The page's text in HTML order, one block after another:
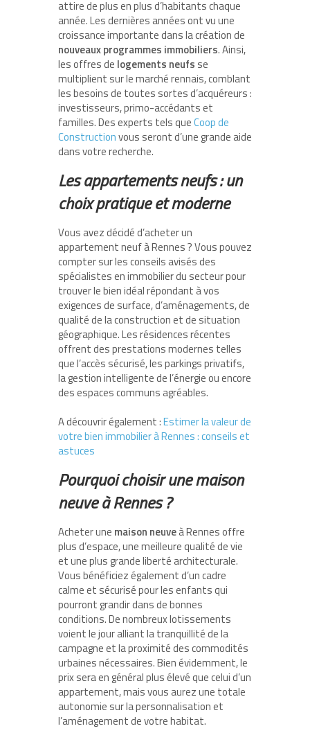
attire de plus en plus d’habitants chaque
année. Les dernières années ont vu une
croissance importante dans la création de
nouveaux programmes immobiliers. Ainsi,
les offres de logements neufs se
multiplient sur le marché rennais, comblant
les besoins de toutes sortes d’acquéreurs :
investisseurs, primo-accédants et
familles. Des experts tels queCoop de
Constructionvous seront d’une grande aide
dans votre recherche.
Les appartements neufs : un
choix pratique et moderne
Vous avez décidé d’acheter un
appartement neuf à Rennes ? Vous pouvez
compter sur les conseils avisés des
spécialistes en immobilier du secteur pour
trouver le bien idéal répondant à vos
exigences de surface, d’aménagements, de
qualité de la construction et de situation
géographique. Les résidences récentes
offrent des prestations modernes telles
que l’accès sécurisé, les parkings privatifs,
la gestion intelligente de l’énergie ou encore
des espaces communs agréables.
A découvrir également :Estimer la valeur de
votre bien immobilier à Rennes : conseils et
astuces
Pourquoi choisir une maison
neuve à Rennes ?
Acheter une maison neuveà Rennes offre
plus d’espace, une meilleure qualité de vie
et une plus grande liberté architecturale.
Vous bénéficiez également d’un cadre
calme et sécurisé pour les enfants qui
pourront grandir dans de bonnes
conditions. De nombreux lotissements
voient le jour alliant la tranquillité de la
campagne et la proximité des commodités
urbaines nécessaires. Bien évidemment, le
prix sera en général plus élevé que celui d’un
appartement, mais vous aurez une totale
autonomie sur la personnalisation et
l’aménagement de votre habitat.